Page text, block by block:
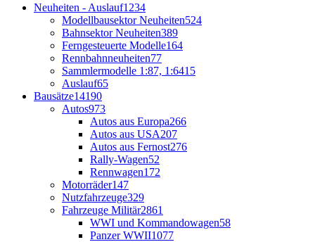
Neuheiten - Auslauf1234
Modellbausektor Neuheiten524
Bahnsektor Neuheiten389
Ferngesteuerte Modelle164
Rennbahnneuheiten77
Sammlermodelle 1:87, 1:6415
Auslauf65
Bausätze14190
Autos973
Autos aus Europa266
Autos aus USA207
Autos aus Fernost276
Rally-Wagen52
Rennwagen172
Motorräder147
Nutzfahrzeuge329
Fahrzeuge Militär2861
WWI und Kommandowagen58
Panzer WWII1077